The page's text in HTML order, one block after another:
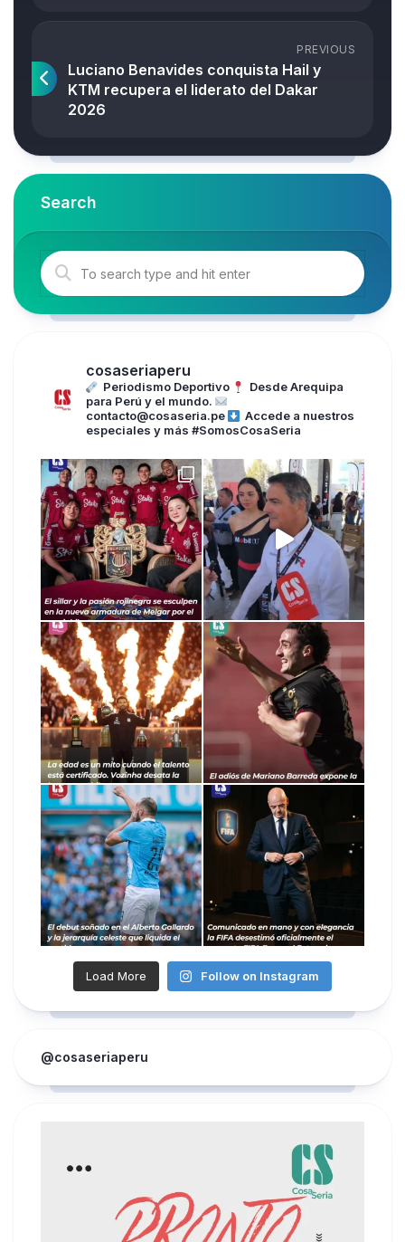
PREVIOUS
Luciano Benavides conquista Hail y
KTM recupera el liderato del Dakar
2026
Search
cosaseriaperu
Periodismo Deportivo
Desde Arequipa
para Perú y el mundo.
contacto@cosaseria.pe
Accede a nuestros
especiales y más #SomosCosaSeria
Load More Follow on Instagram
@cosaseriaperu